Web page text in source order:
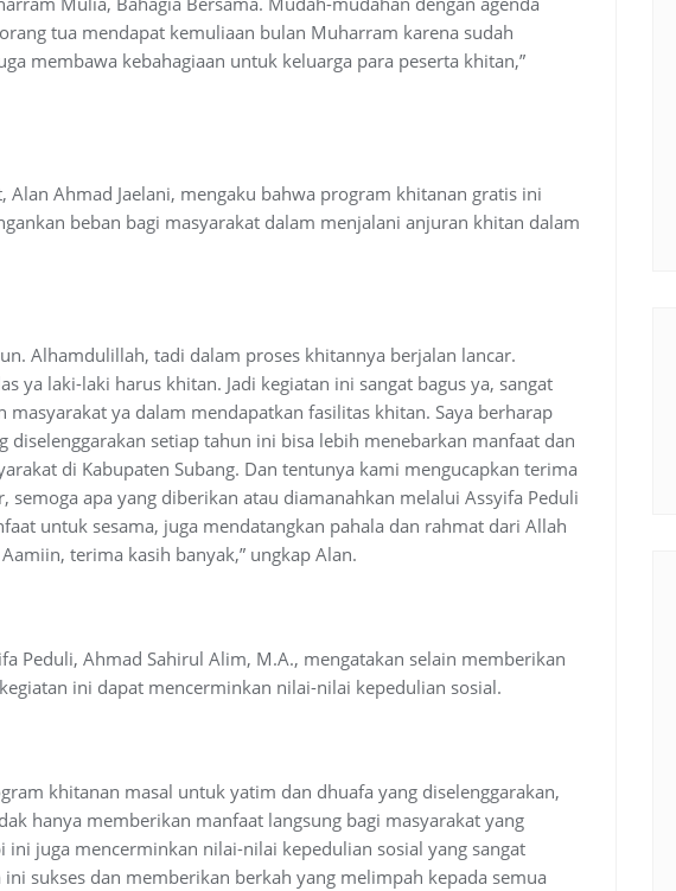
tua mendapat kemuliaan bulan Muharram karena sudah
membawa kebahagiaan untuk keluarga para peserta khitan,”
Alan Ahmad Jaelani, mengaku bahwa program khitanan gratis ini
beban bagi masyarakat dalam menjalani anjuran khitan dalam
Alhamdulillah, tadi dalam proses khitannya berjalan lancar.
ya laki-laki harus khitan. Jadi kegiatan ini sangat bagus ya, sangat
masyarakat ya dalam mendapatkan fasilitas khitan. Saya berharap
diselenggarakan setiap tahun ini bisa lebih menebarkan manfaat dan
di Kabupaten Subang. Dan tentunya kami mengucapkan terima
semoga apa yang diberikan atau diamanahkan melalui Assyifa Peduli
untuk sesama, juga mendatangkan pahala dan rahmat dari Allah
terima kasih banyak,” ungkap Alan.
Peduli, Ahmad Sahirul Alim, M.A., mengatakan selain memberikan
ini dapat mencerminkan nilai-nilai kepedulian sosial.
khitanan masal untuk yatim dan dhuafa yang diselenggarakan,
hanya memberikan manfaat langsung bagi masyarakat yang
ini juga mencerminkan nilai-nilai kepedulian sosial yang sangat
ini sukses dan memberikan berkah yang melimpah kepada semua